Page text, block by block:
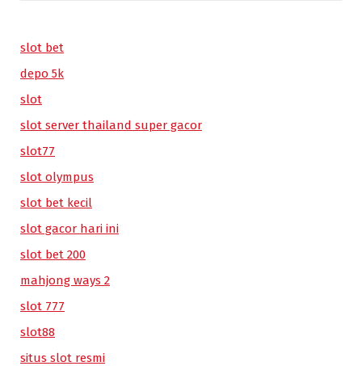
slot bet
depo 5k
slot
slot server thailand super gacor
slot77
slot olympus
slot bet kecil
slot gacor hari ini
slot bet 200
mahjong ways 2
slot 777
slot88
situs slot resmi